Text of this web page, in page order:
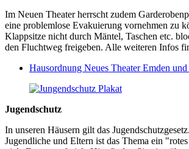
Im Neuen Theater herrscht zudem
eine problemlose Evakuierung vornehmen zu
Klappsitze nicht durch Mäntel, Taschen etc.
den Fluchtweg freigeben. Alle weiteren Infos
Hausordnung Neues Theater Emden
Jugendschutz
In unseren Häusern gilt das
Jugendliche und Eltern ist das Thema ein